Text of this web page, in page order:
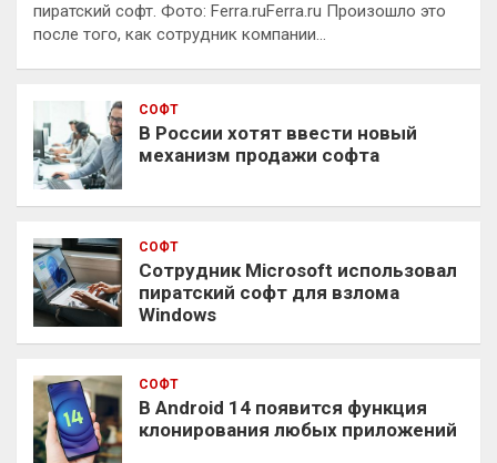
пиратский софт. Фото: Ferra.ruFerra.ru Произошло это
после того, как сотрудник компании…
СОФТ
В России хотят ввести новый
механизм продажи софта
СОФТ
Сотрудник Microsoft использовал
пиратский софт для взлома
Windows
СОФТ
В Android 14 появится функция
клонирования любых приложений